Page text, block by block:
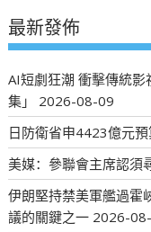
最新發佈
AI短劇狂潮 衝擊傳統
集」
2026-08-09
日防衛省申4423億元
美媒：參聯會主席認須
伊朗堅持禁美軍艦過霍
議的關鍵之一 2026-